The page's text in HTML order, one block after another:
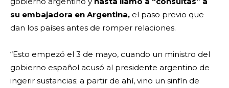
su embajadora en Argentina, el paso previo que
dan los países antes de romper relaciones.
“Esto empezó el 3 de mayo, cuando un ministro del
gobierno español acusó al presidente argentino de
ingerir sustancias; a partir de ahí, vino un sinfín de